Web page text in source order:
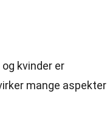
kvinder er
mange aspekter